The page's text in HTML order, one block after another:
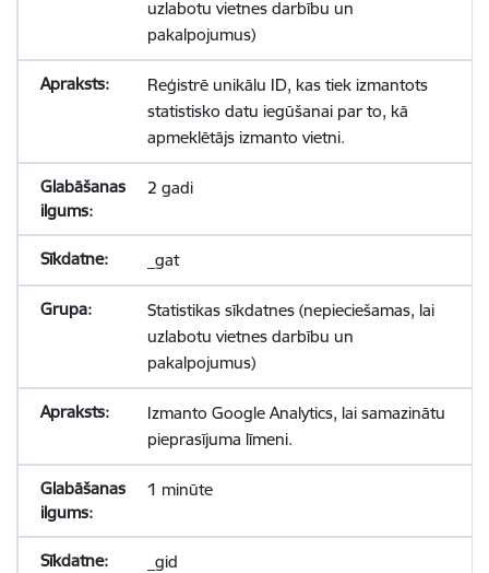
uzlabotu vietnes darbību un
pakalpojumus)
Reģistrē unikālu ID, kas tiek izmantots
statistisko datu iegūšanai par to, kā
apmeklētājs izmanto vietni.
2 gadi
_gat
Statistikas sīkdatnes (nepieciešamas, lai
uzlabotu vietnes darbību un
pakalpojumus)
Izmanto Google Analytics, lai samazinātu
pieprasījuma līmeni.
1 minūte
_gid